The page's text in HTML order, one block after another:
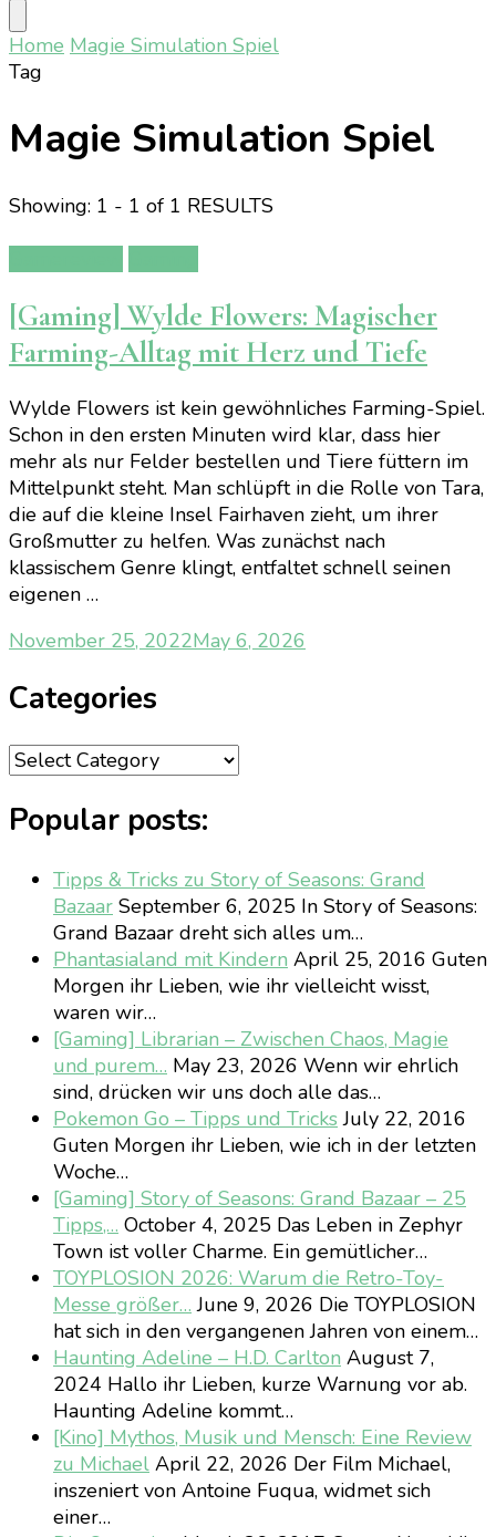
Home Magie Simulation Spiel
Tag
Magie Simulation Spiel
Showing: 1 - 1 of 1 RESULTS
[Gaming] Wylde Flowers: Magischer
Farming-Alltag mit Herz und Tiefe
Wylde Flowers ist kein gewöhnliches Farming-Spiel.
Schon in den ersten Minuten wird klar, dass hier
mehr als nur Felder bestellen und Tiere füttern im
Mittelpunkt steht. Man schlüpft in die Rolle von Tara,
die auf die kleine Insel Fairhaven zieht, um ihrer
Großmutter zu helfen. Was zunächst nach
klassischem Genre klingt, entfaltet schnell seinen
eigenen …
November 25, 2022May 6, 2026
Categories
Categories
Popular posts:
Tipps & Tricks zu Story of Seasons: Grand
Bazaar September 6, 2025 In Story of Seasons:
Grand Bazaar dreht sich alles um…
Phantasialand mit Kindern April 25, 2016 Guten
Morgen ihr Lieben, wie ihr vielleicht wisst,
waren wir…
[Gaming] Librarian – Zwischen Chaos, Magie
und purem… May 23, 2026 Wenn wir ehrlich
sind, drücken wir uns doch alle das…
Pokemon Go – Tipps und TricksJuly 22, 2016
Guten Morgen ihr Lieben, wie ich in der letzten
Woche…
[Gaming] Story of Seasons: Grand Bazaar – 25
Tipps,… October 4, 2025 Das Leben in Zephyr
Town ist voller Charme. Ein gemütlicher…
TOYPLOSION 2026: Warum die Retro-Toy-
Messe größer… June 9, 2026 Die TOYPLOSION
hat sich in den vergangenen Jahren von einem…
Haunting Adeline – H.D. Carlton August 7,
2024 Hallo ihr Lieben, kurze Warnung vor ab.
Haunting Adeline kommt…
[Kino] Mythos, Musik und Mensch: Eine Review
zu Michael April 22, 2026 Der Film Michael,
inszeniert von Antoine Fuqua, widmet sich
einer…